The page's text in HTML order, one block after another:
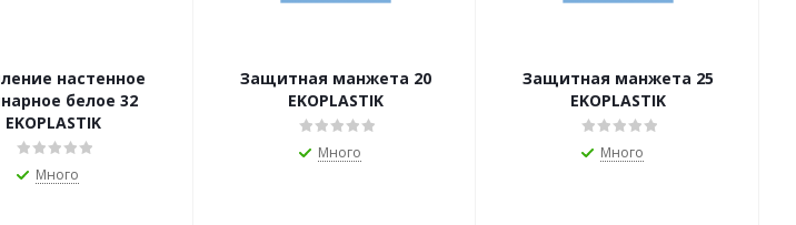
настенное
белое 32
EKOPLASTIK
Много
Защитная манжета 20
EKOPLASTIK
Много
Защитная манжета 25
EKOPLASTIK
Много